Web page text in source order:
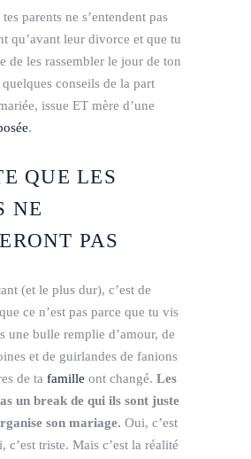
parents ne s’entendent pas
qu’avant leur divorce et que tu
de les rassembler le jour de ton
conseils de la part
issue ET mère d’une
.
QUE LES
NE
PAS
(et le plus dur), c’est de
ce n’est pas parce que tu vis
une bulle remplie d’amour, de
et de guirlandes de fanions
de ta famille ont changé. Les
un break de qui ils sont juste
son mariage. Oui, c’est
c’est triste. Mais c’est la réalité